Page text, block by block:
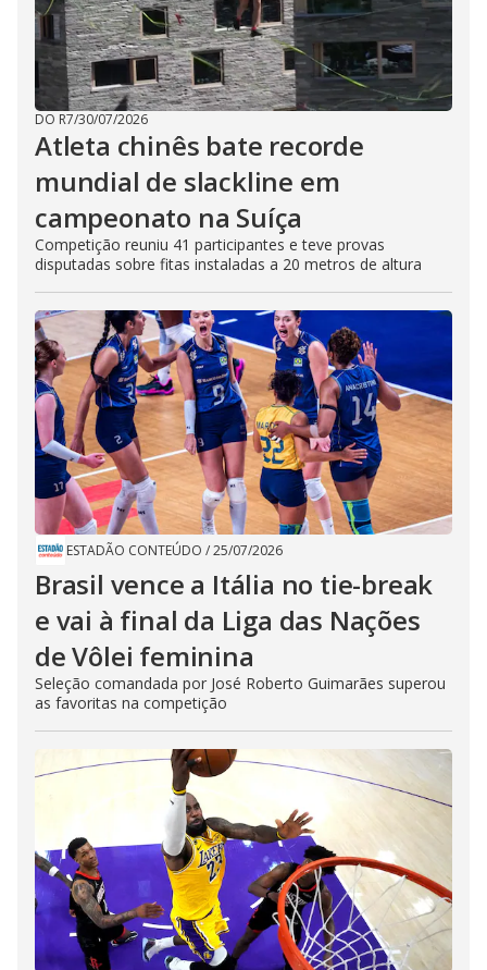
DO R7/30/07/2026
Atleta chinês bate recorde
mundial de slackline em
campeonato na Suíça
Competição reuniu 41 participantes e teve provas
disputadas sobre fitas instaladas a 20 metros de altura
ESTADÃO CONTEÚDO /25/07/2026
Brasil vence a Itália no tie-break
e vai à final da Liga das Nações
de Vôlei feminina
Seleção comandada por José Roberto Guimarães superou
as favoritas na competição